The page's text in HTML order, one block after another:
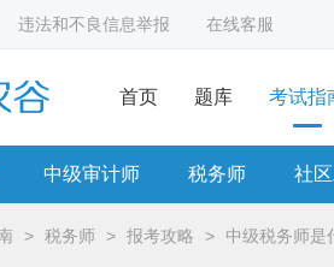
违法和不良信息举报 在线客服
首页 题库 考试指
中级审计师 税务师 社
> 税务师 > 报考攻略 > 中级税务师是